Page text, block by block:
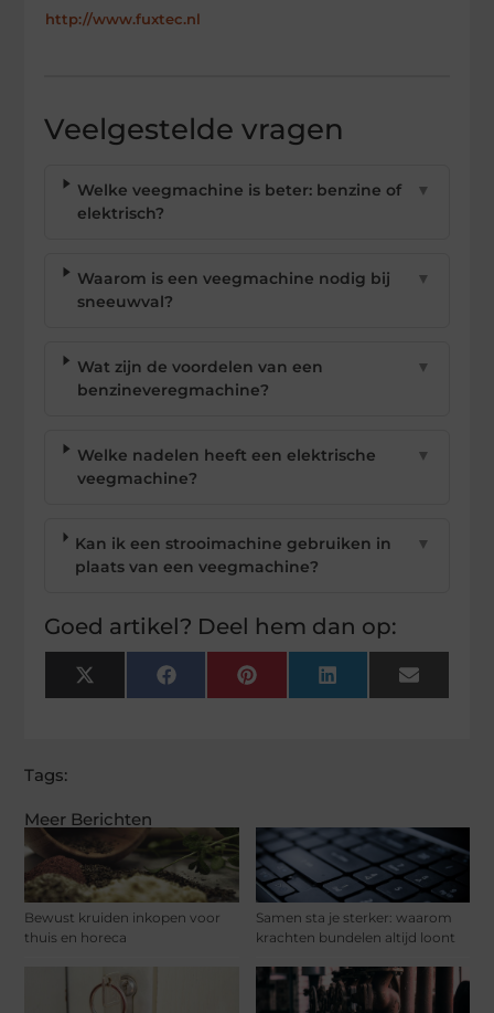
Meer Berichten
Bewust kruiden inkopen voor
thuis en horeca
Samen sta je sterker: waarom
krachten bundelen altijd loont
http://www.fuxtec.nl
Veelgestelde vragen
Welke veegmachine is beter: benzine of
elektrisch?
▼
Waarom is een veegmachine nodig bij
sneeuwval?
▼
Wat zijn de voordelen van een
benzineveregmachine?
▼
Welke nadelen heeft een elektrische
veegmachine?
▼
Kan ik een strooimachine gebruiken in
plaats van een veegmachine?
▼
Goed artikel? Deel hem dan op:
X
(Twitter)
FacebookPinterest LinkedIn Email
Tags: